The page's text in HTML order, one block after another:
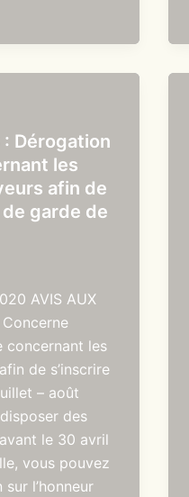
: Dérogation
les
afin de
garde de
AVIS AUX
Concerne
concernant les
de s’inscrire
– août
des
le 30 avril
vous pouvez
l’honneur